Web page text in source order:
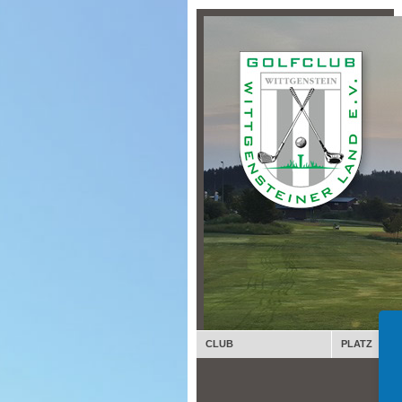
CLUB PLATZ